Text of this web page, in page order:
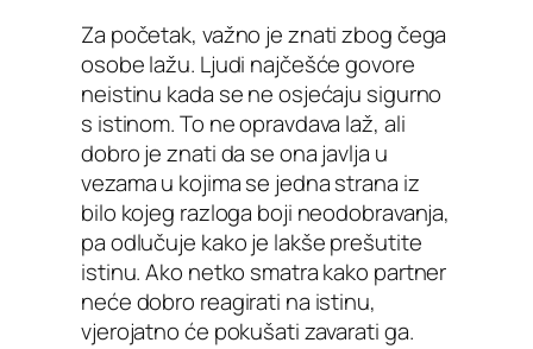
Za početak, važno je znati zbog čega
osobe lažu. Ljudi najčešće govore
neistinu kada se ne osjećaju sigurno
s istinom. To ne opravdava laž, ali
dobro je znati da se ona javlja u
vezama u kojima se jedna strana iz
bilo kojeg razloga boji neodobravanja,
pa odlučuje kako je lakše prešutite
istinu. Ako netko smatra kako partner
neće dobro reagirati na istinu,
vjerojatno će pokušati zavarati ga.